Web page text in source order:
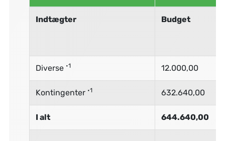
Indtægter Budget
Diverse •1 12.000,00
Kontingenter •1 632.640,00
I alt 644.640,00